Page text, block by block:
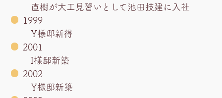
直樹が大工見習いとして池田技建に入社
1999
Y様邸新得
2001
I様邸新築
2002
Y様邸新築